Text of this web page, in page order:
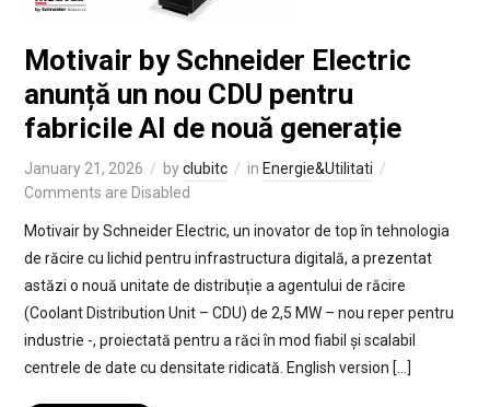
Motivair by Schneider Electric
anunță un nou CDU pentru
fabricile AI de nouă generație
January 21, 2026 byclubitc in Energie&Utilitati
Comments are Disabled
Motivair by Schneider Electric, un inovator de top în tehnologia
de răcire cu lichid pentru infrastructura digitală, a prezentat
astăzi o nouă unitate de distribuție a agentului de răcire
(Coolant Distribution Unit – CDU) de 2,5 MW – nou reper pentru
industrie -, proiectată pentru a răci în mod fiabil și scalabil
centrele de date cu densitate ridicată. English version […]